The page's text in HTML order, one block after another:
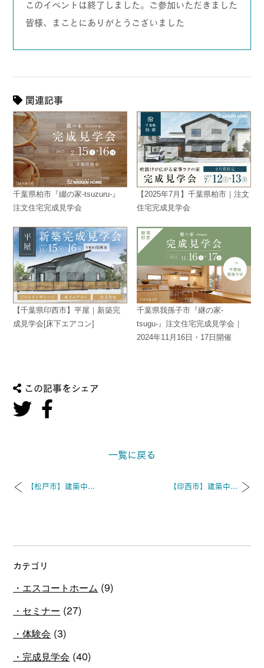
このイベントは終了しました。ご参加いただきました
皆様、まことにありがとうございました
関連記事
千葉県柏市『綴の家-tsuzuru-』
注文住宅完成見学会
【2025年7月】千葉県柏市｜注文
住宅完成見学会
【千葉県印西市】平屋｜新築完
成見学会[床下エアコン]
千葉県我孫子市『継の家-
tsugu-』注文住宅完成見学会｜
2024年11月16日・17日開催
この記事をシェア
一覧に戻る
【松戸市】建築中... 【印西市】建築中...
カテゴリ
エスコートホーム (9)
セミナー (27)
体験会 (3)
完成見学会 (40)